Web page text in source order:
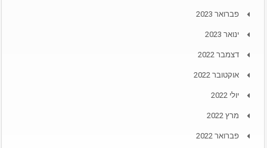
פברואר 2023
ינואר 2023
דצמבר 2022
אוקטובר 2022
יולי 2022
מרץ 2022
פברואר 2022